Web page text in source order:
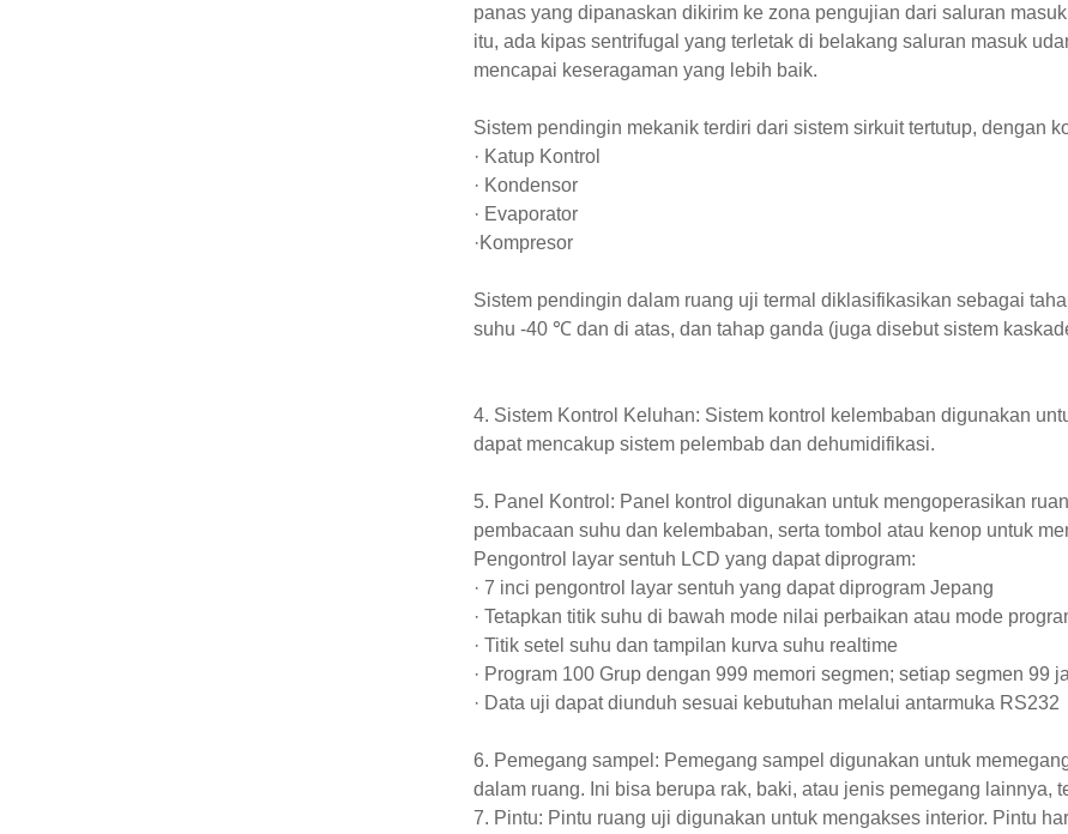
panas yang dipanaskan dikirim ke zona pengujian dari saluran
itu, ada kipas sentrifugal yang terletak di belakang saluran masuk
mencapai keseragaman yang lebih baik.
Sistem pendingin mekanik terdiri dari sistem sirkuit tertutup, dengan
· Katup Kontrol
· Kondensor
· Evaporator
·Kompresor
Sistem pendingin dalam ruang uji termal diklasifikasikan sebagai
suhu -40 ℃ dan di atas, dan tahap ganda (juga disebut sistem
4. Sistem Kontrol Keluhan: Sistem kontrol kelembaban digunakan
dapat mencakup sistem pelembab dan dehumidifikasi.
5. Panel Kontrol: Panel kontrol digunakan untuk mengoperasikan
pembacaan suhu dan kelembaban, serta tombol atau kenop untuk
Pengontrol layar sentuh LCD yang dapat diprogram:
· 7 inci pengontrol layar sentuh yang dapat diprogram Jepang
· Tetapkan titik suhu di bawah mode nilai perbaikan atau mode
· Titik setel suhu dan tampilan kurva suhu realtime
· Program 100 Grup dengan 999 memori segmen; setiap segmen 99
· Data uji dapat diunduh sesuai kebutuhan melalui antarmuka RS232
6. Pemegang sampel: Pemegang sampel digunakan untuk
dalam ruang. Ini bisa berupa rak, baki, atau jenis pemegang lainnya,
7. Pintu: Pintu ruang uji digunakan untuk mengakses interior. Pintu